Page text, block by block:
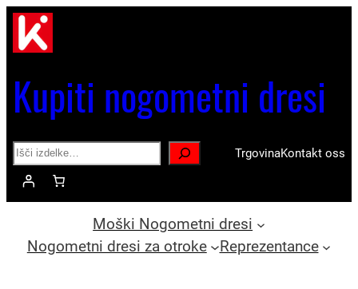
Preskoči
vsebino
Kupiti nogometni dresi
Search TrgovinaKontakt oss
Moški Nogometni dresi
Nogometni dresi za otroke
Reprezentance